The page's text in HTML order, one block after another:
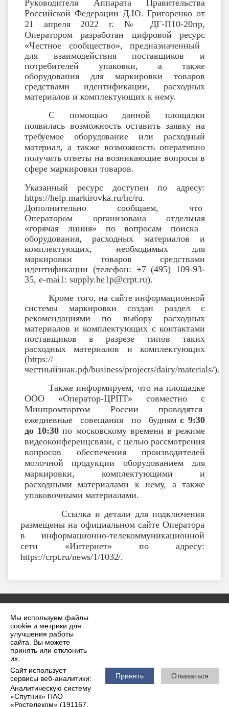
Мы используем файлы
cookie и метрики для
улучшения работы
сайта. Вы можете
принять или отклонить
их.
Сайт использует
сервисы веб-аналитики:
Аналитическую систему
«Спутник» ПАО
«Ростелеком» (191167,
Принять Отказаться
Руководителя Аппарата Правительства
Российской Федерации Д.Ю. Григоренко от
21 апреля 2022 г. № ДГ-П10-20пр,
Оператором разработан цифровой pecypc
«Честное сообщество», предназначенный
для взаимодействия поставщиков и
потребителей упаковки, а также
оборудования для маркировки товаров
средствами идентификации, расходных
материалов и комплектующих к нему.
С помощью данной площадки
появилась возможность оставить заявку на
требуемое
оборудование или
расходный
материал, а также возможность оперативно
получить ответы на возникающие вопросы в
сфере маркировки товаров.
Указанный pecypc доступен по адресу:
https://help.markirovka.ru/hc/ru.
Дополнительно сообщаем, что
Оператором организованаотдельная
«горячая линия» по вопросам поиска
оборудования, расходных материалов и
комплектующих, необходимых для
маркировки товаров средствами
идентификации (телефон: +7 (495) 109-93-
35, e-mai1: supply.he1p@crpt.ru).
Кроме того, на сайте информационной
системы маркировки создан раздел с
рекомендациями по выбору расходных
материалов и комплектующих с контактами
поставщиков в разрезе типов таких
расходных материалов и комплектующих
(https://
чecтныйзнaк.pф/business/projects/dairy/materials/).
Также информируем, что на площадке
ООО «Оператор-ЦРПТ» совместно с
Минпромторгом России проводятся
ежедневные совещания по буднямс 9:30
до 10:30по московскому времени в режиме
видеоконференцсвязи, с целью рассмотрения
вопросов обеспечения производителей
молочной продукции оборудованием для
маркировки, комплектующими и
расходными материалами к нему, а также
упаковочными материалами.
Ссылка и детали для подключения
размещены на официальном сайте Оператора
в информационно-телекоммуникационной
сети «Интернет» по адресу:
https://crpt.ru/news/1/1032/.
2026 г. krilovskaya.ru
Вход
Карта сайта
Политика обработки персональных данных
Сделано на KubCMS
Разработка и поддержка